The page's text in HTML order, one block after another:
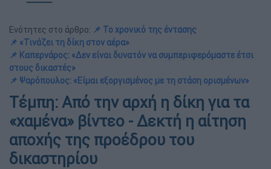
Ενότητες στο άρθρο: 📌 Το χρονικό της έντασης
📌 «Τινάζει τη δίκη στον αέρα»
📌 Καπερνάρος: «Δεν είναι δυνατόν να συμπεριφερόμαστε έτσι
στους δικαστές»
📌 Ψαρόπουλος: «Είμαι εξοργισμένος με τη στάση ορισμένων»
Τέμπη: Από την αρχή η δίκη για τα
«χαμένα» βίντεο - Δεκτή η αίτηση
αποχής της προέδρου του
δικαστηρίου